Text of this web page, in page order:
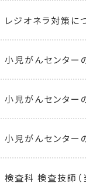
レジオネラ対策に
小児がんセンター
小児がんセンター
小児がんセンター
検査科 検査技師